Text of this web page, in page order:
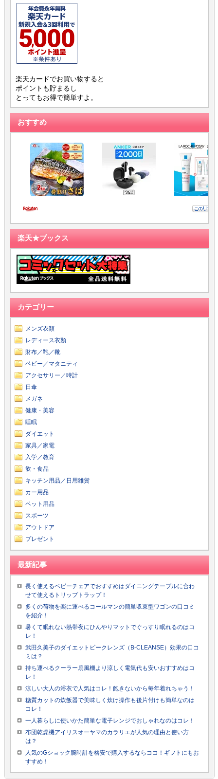
楽天カードでお買い物すると
ポイントも貯まるし
とってもお得で簡単すよ。
おすすめ
楽天★ブックス
カテゴリー
メンズ衣類
レディース衣類
財布／鞄／靴
ベビー／マタニティ
アクセサリー／時計
日傘
メガネ
健康・美容
睡眠
ダイエット
家具／家電
入学／教育
飲・食品
キッチン用品／日用雑貨
カー用品
ペット用品
スポーツ
アウトドア
プレゼント
最新記事
長く使えるベビーチェアでおすすめはダイニングテーブルに合わ
せて使えるトリップトラップ！
多くの荷物を楽に運べるコールマンの簡単収束型ワゴンの口コミ
を紹介！
暑くて眠れない熱帯夜にひんやりマットでぐっすり眠れるのはコ
レ！
武田久美子のダイエットビークレンズ（B-CLEANSE）効果の口コ
ミは？
持ち運べるクーラー扇風機より涼しく電気代も安いおすすめはコ
レ！
涼しい大人の浴衣で人気はコレ！飽きないから毎年着れちゃう！
糖質カットの炊飯器で美味しく炊け操作も後片付けも簡単なのは
コレ！
一人暮らしに使いかた簡単な電子レンジでおしゃれなのはコレ！
布団乾燥機アイリスオーヤマのカラリエが人気の理由と使い方
は？
人気のGショック腕時計を格安で購入するならココ！ギフトにもお
すすめ！